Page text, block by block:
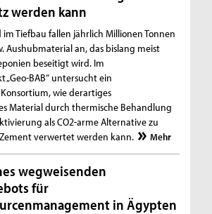
werden kann
im Tiefbau fallen jährlich Millionen Tonnen
Aushubmaterial an, das bislang meist
beseitigt wird. Im
„Geo-BAB“ untersucht ein
wie derartiges
Material durch thermische Behandlung
als CO2-arme Alternative zu
verwertet werden kann.
Mehr
wegweisenden
für
in Ägypten